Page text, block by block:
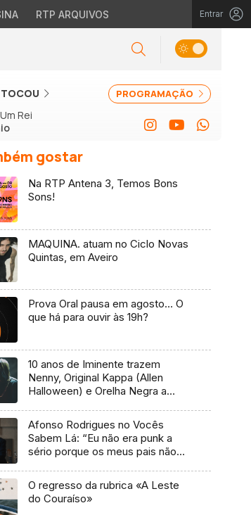
RTP ARQUIVOS Entrar
PROGRAMAÇÃO
TOCOU
Rei
gostar
Na RTP Antena 3, Temos Bons
Sons!
MAQUINA. atuam no Ciclo Novas
Quintas, em Aveiro
Prova Oral pausa em agosto… O
que há para ouvir às 19h?
10 anos de Iminente trazem
Nenny, Original Kappa (Allen
Halloween) e Orelha Negra a
Afonso Rodrigues no Vocês
Sabem Lá: “Eu não era punk a
sério porque os meus pais não
O regresso da rubrica «A Leste
do Couraíso»